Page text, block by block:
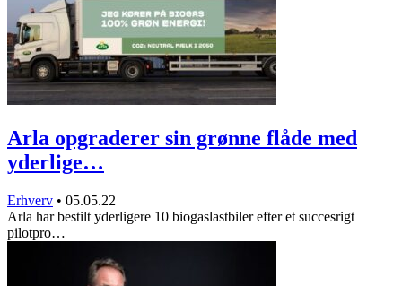
Arla opgraderer sin grønne flåde med
yderlige…
Erhverv • 05.05.22
Arla har bestilt yderligere 10 biogaslastbiler efter et succesrigt
pilotpro…